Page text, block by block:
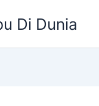
Di Dunia